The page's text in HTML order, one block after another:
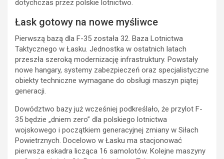
dotychczas przez polskie lotnictwo.
Łask gotowy na nowe myśliwce
Pierwszą bazą dla F-35 została 32. Baza Lotnictwa
Taktycznego w Łasku. Jednostka w ostatnich latach
przeszła szeroką modernizację infrastruktury. Powstały
nowe hangary, systemy zabezpieczeń oraz specjalistyczne
obiekty techniczne wymagane do obsługi maszyn piątej
generacji.
Dowództwo bazy już wcześniej podkreślało, że przylot F-
35 będzie „dniem zero” dla polskiego lotnictwa
wojskowego i początkiem generacyjnej zmiany w Siłach
Powietrznych. Docelowo w Łasku ma stacjonować
pierwsza eskadra licząca 16 samolotów. Kolejne maszyny